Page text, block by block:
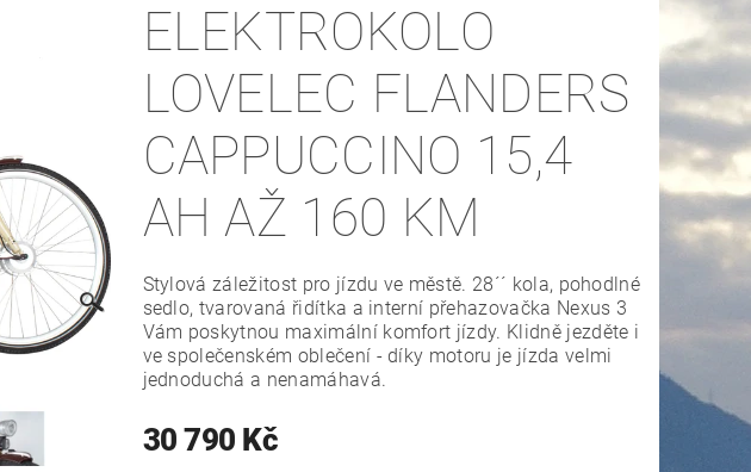
ELEKTROKOLO
LOVELEC FLANDERS
CAPPUCCINO 15,4
AH AŽ 160 KM
Stylová záležitost pro jízdu ve městě. 28´´ kola, pohodlné
sedlo, tvarovaná řidítka a interní přehazovačka Nexus 3
Vám poskytnou maximální komfort jízdy. Klidně jezděte i
ve společenském oblečení - díky motoru je jízda velmi
jednoduchá a nenamáhavá.
30 790 Kč